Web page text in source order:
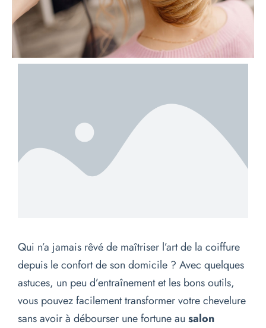
Qui n’a jamais rêvé de maîtriser l’art de la coiffure
depuis le confort de son domicile ? Avec quelques
astuces, un peu d’entraînement et les bons outils,
vous pouvez facilement transformer votre chevelure
sans avoir à débourser une fortune au salon